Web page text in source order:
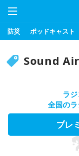
防災 ポッドキャスト
Sound
ラ
全国の
プレ